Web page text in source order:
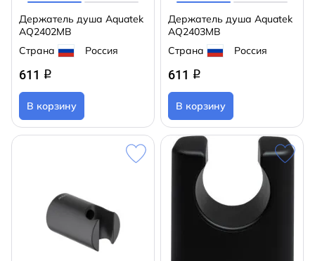
Держатель душа Aquatek
AQ2402MB
Страна
Россия
611 q
В корзину
Держатель душа Aquatek
AQ2403MB
Страна
Россия
611 q
В корзину